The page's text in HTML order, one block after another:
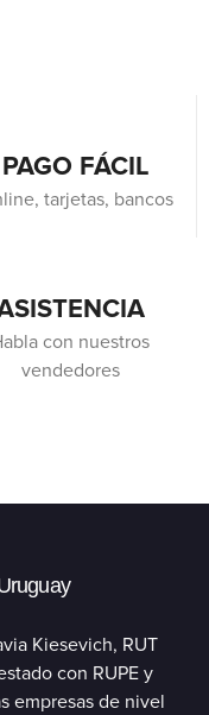
PAGO FÁCIL
tarjetas, bancos
con nuestros
vendedores
Kiesevich, RUT
con RUPE y
empresas de nivel